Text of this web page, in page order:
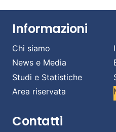
Informazioni
Chi siamo
News e Media
Studi e Statistiche
Area riservata
Contatti